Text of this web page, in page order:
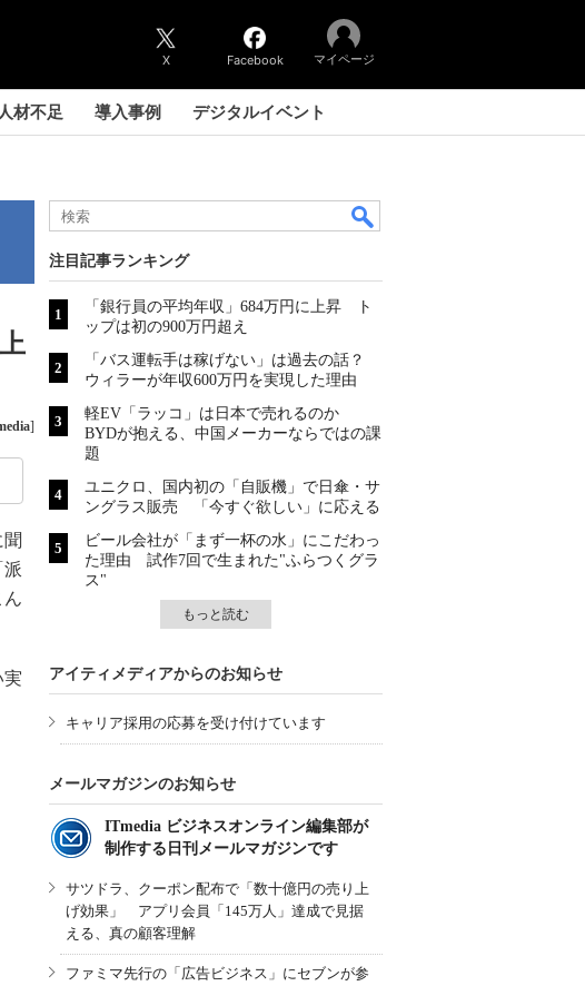
X Facebook マイページ
人材不足 導入事例 デジタルイベント
]
派
実
注目記事ランキング
「銀行員の平均年収」684万円に上昇 ト
ップは初の900万円超え
「バス運転手は稼げない」は過去の話？
ウィラーが年収600万円を実現した理由
軽EV「ラッコ」は日本で売れるのか
BYDが抱える、中国メーカーならではの課
題
ユニクロ、国内初の「自販機」で日傘・サ
ングラス販売 「今すぐ欲しい」に応える
ビール会社が「まず一杯の水」にこだわっ
た理由 試作7回で生まれた"ふらつくグラ
ス"
もっと読む
アイティメディアからのお知らせ
キャリア採用の応募を受け付けています
メールマガジンのお知らせ
ITmedia ビジネスオンライン編集部が
制作する日刊メールマガジンです
サツドラ、クーポン配布で「数十億円の売り上
げ効果」 アプリ会員「145万人」達成で見据
える、真の顧客理解
ファミマ先行の「広告ビジネス」にセブンが参